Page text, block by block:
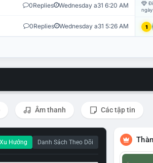
0Replies Wednesday a31 6:20 AM
0Replies Wednesday a31 5:26 AM 1
Âm thanh Các tập tin
Hướng Danh Sách Theo Dõi